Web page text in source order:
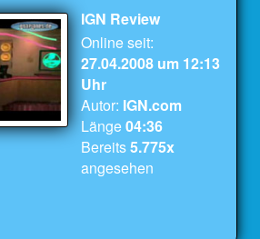
IGN Review
Online seit:
27.04.2008um 12:13
Uhr
Autor: IGN.com
Länge04:36
Bereits5.775x
angesehen